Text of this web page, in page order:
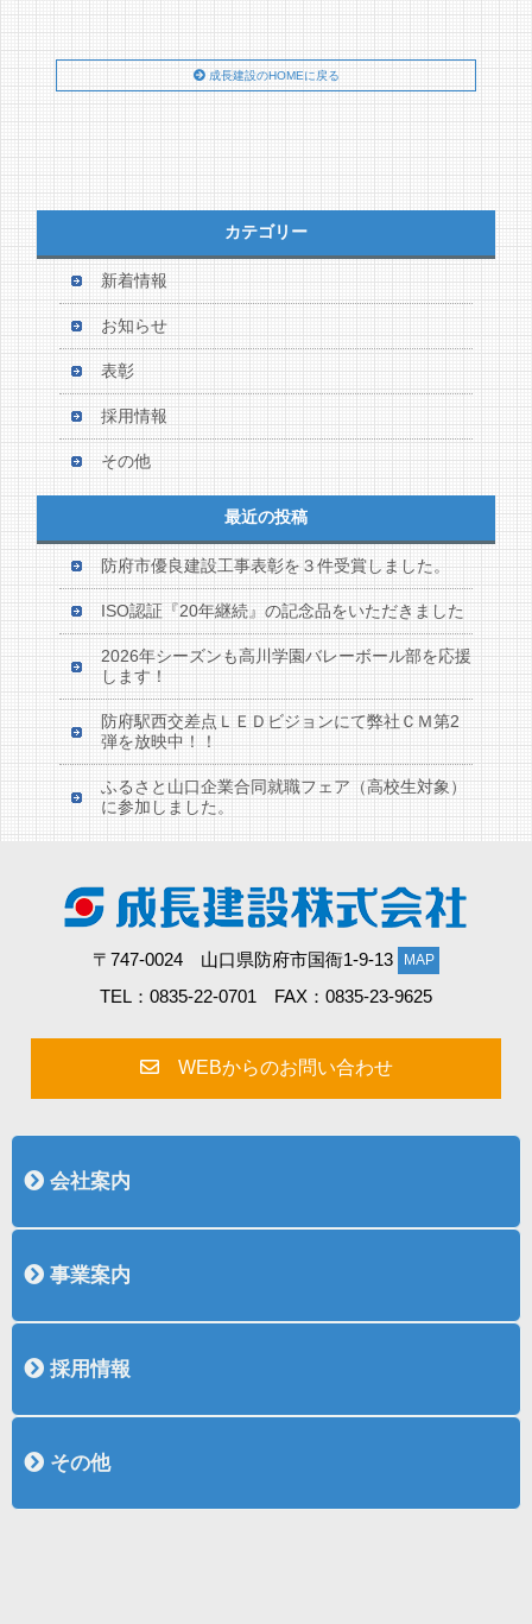
成長建設のHOMEに戻る
カテゴリー
新着情報
お知らせ
表彰
採用情報
その他
最近の投稿
防府市優良建設工事表彰を３件受賞しました。
ISO認証『20年継続』の記念品をいただきました
2026年シーズンも高川学園バレーボール部を応援
します！
防府駅西交差点ＬＥＤビジョンにて弊社ＣＭ第2
弾を放映中！！
ふるさと山口企業合同就職フェア（高校生対象）
に参加しました。
〒747-0024 山口県防府市国衙1-9-13 MAP
TEL：0835-22-0701 FAX：0835-23-9625
WEBからのお問い合わせ
会社案内
事業案内
採用情報
その他